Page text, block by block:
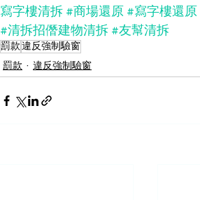
寫字樓清拆 #商場還原 #寫字樓還原
#清拆招僭建物清拆 #友幫清拆
罰款 違反強制驗窗
罰款
違反強制驗窗